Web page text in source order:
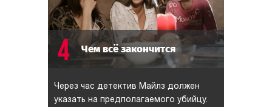
4 Чем всё закончится
Через час детектив Майлз должен
указать на предполагаемого убийцу.